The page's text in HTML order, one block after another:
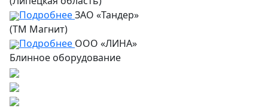
ПодробнееЗАО «Тандер»
(ТМ Магнит)
Подробнее ООО «ЛИНА»
Блинное оборудование